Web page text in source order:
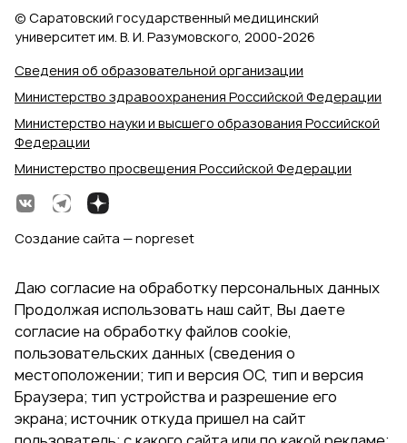
Сведения об образовательной организации
Министерство здравоохранения Российской Федерации
Министерство науки и высшего образования Российской
Федерации
Министерство просвещения Российской Федерации
© Саратовский государственный медицинский
университет им. В. И. Разумовского, 2000‑2026
Создание сайта — nopreset
Даю согласие на обработку персональных данных
Продолжая использовать наш сайт, Вы даете
согласие на обработку файлов cookie,
пользовательских данных (сведения о
местоположении; тип и версия ОС, тип и версия
Браузера; тип устройства и разрешение его
экрана; источник откуда пришел на сайт